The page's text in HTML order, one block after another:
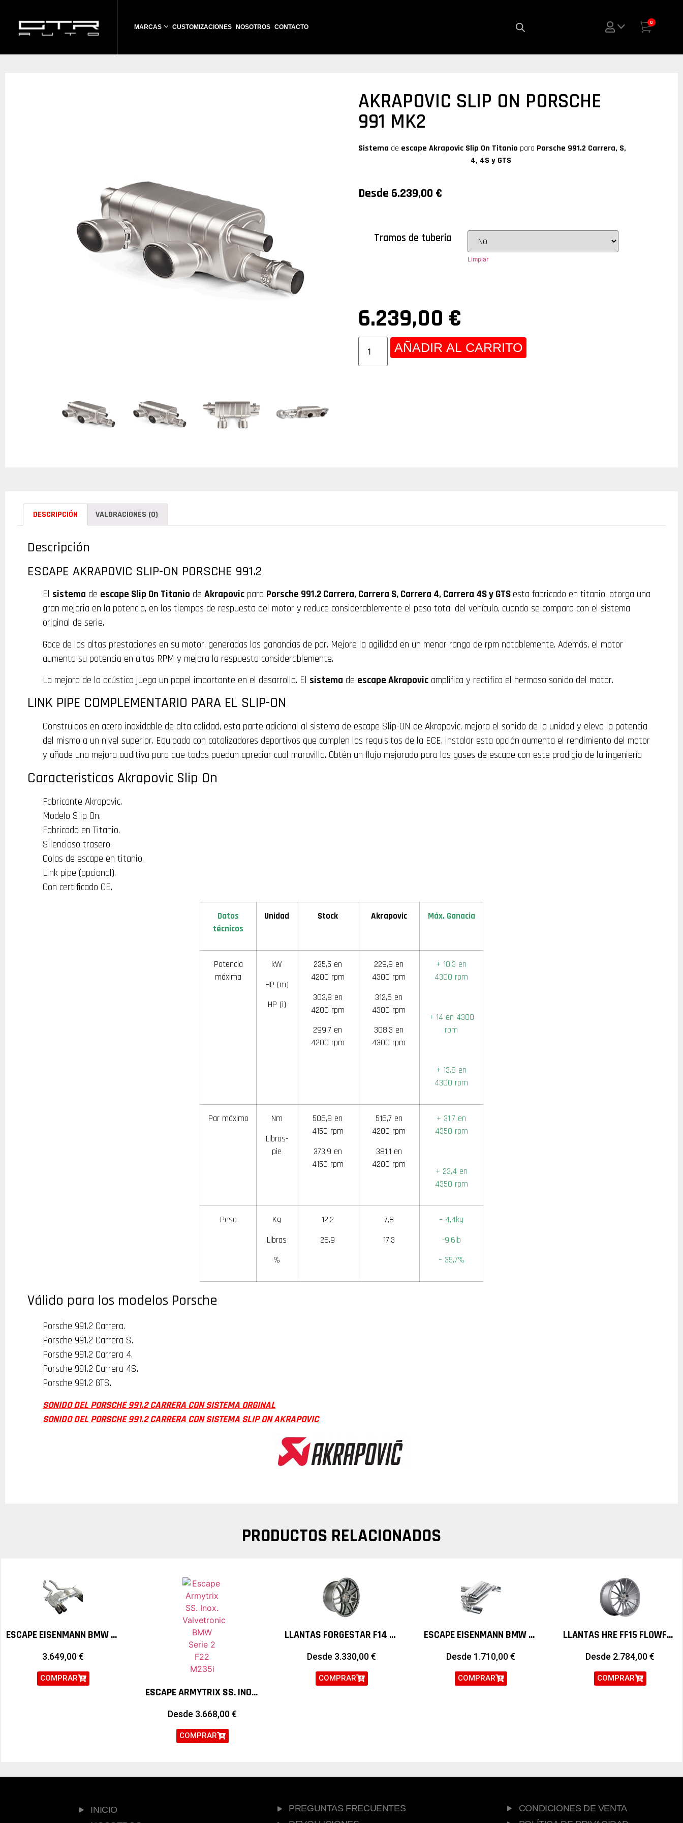
MARCAS CUSTOMIZACIONES NOSOTROS CONTACTO
0
AKRAPOVIC SLIP ON PORSCHE
991 MK2
Sistema de escape Akrapovic Slip On Titanio para Porsche 991.2 Carrera, S,
4, 4S y GTS
Desde 6.239,00 €
Tramos de tuberia
Limpiar
6.239,00 €
AÑADIR AL CARRITO
DESCRIPCIÓN VALORACIONES (0)
Descripción
ESCAPE AKRAPOVIC SLIP-ON PORSCHE 991.2
El sistema de escape Slip On Titanio de Akrapovic para Porsche 991.2 Carrera, Carrera S, Carrera 4, Carrera 4S y GTS esta fabricado en titanio, otorga una
gran mejoria en la potencia, en los tiempos de respuesta del motor y reduce considerablemente el peso total del vehículo, cuando se compara con el sistema
original de serie.
Goce de las altas prestaciones en su motor, generadas las ganancias de par. Mejore la agilidad en un menor rango de rpm notablemente. Además, el motor
aumenta su potencia en altas RPM y mejora la respuesta considerablemente.
La mejora de la acústica juega un papel importante en el desarrollo. El sistema de escape Akrapovic amplifica y rectifica el hermoso sonido del motor.
LINK PIPE COMPLEMENTARIO PARA EL SLIP-ON
Construidos en acero inoxidable de alta calidad, esta parte adicional al sistema de escape Slip-ON de Akrapovic, mejora el sonido de la unidad y eleva la potencia
del mismo a un nivel superior. Equipado con catalizadores deportivos que cumplen los requisitos de la ECE, instalar esta opción aumenta el rendimiento del motor
y añade una mejora auditiva para que todos puedan apreciar cual maravilla. Obtén un flujo mejorado para los gases de escape con este prodigio de la ingeniería
Caracteristicas Akrapovic Slip On
Fabricante Akrapovic.
Modelo Slip On.
Fabricado en Titanio.
Silencioso trasero.
Colas de escape en titanio.
Link pipe (opcional).
Con certificado CE.
Datos
técnicos
Unidad Stock Akrapovic Máx. Ganacia
Potencia
máxima
kW
HP (m)
HP (i)
235,5 en
4200 rpm
303,8 en
4200 rpm
299,7 en
4200 rpm
229,9 en
4300 rpm
312,6 en
4300 rpm
308,3 en
4300 rpm
+ 10,3 en
4300 rpm
+ 14 en 4300
rpm
+ 13,8 en
4300 rpm
Par máximo
Nm
Libras-
pie
506,9 en
4150 rpm
373,9 en
4150 rpm
516,7 en
4200 rpm
381,1 en
4200 rpm
+ 31,7 en
4350 rpm
+ 23,4 en
4350 rpm
Peso
Kg
Libras
%
12,2
26,9
7,8
17,3
– 4,4kg
-9,6lb
– 35,7%
Válido para los modelos Porsche
Porsche 991.2 Carrera.
Porsche 991.2 Carrera S.
Porsche 991.2 Carrera 4.
Porsche 991.2 Carrera 4S.
Porsche 991.2 GTS.
SONIDO DEL PORSCHE 991.2 CARRERA CON SISTEMA ORGINAL
SONIDO DEL PORSCHE 991.2 CARRERA CON SISTEMA SLIP ON AKRAPOVIC
PRODUCTOS RELACIONADOS
ESCAPE EISENMANN BMW SERIE 3 M3 F80 Y SERIE 4 M4 F82
3.649,00€
COMPRAR
ESCAPE ARMYTRIX SS. INOX. VALVETRONIC BMW SERIE 2 F22 M235I
Desde 3.668,00€
COMPRAR
LLANTAS FORGESTAR F14 19″
Desde 3.330,00€
COMPRAR
ESCAPE EISENMANN BMW SERIE 3 335I F30 F32
Desde 1.710,00€
COMPRAR
LLANTAS HRE FF15 FLOWFORM
Desde 2.784,00€
COMPRAR
INICIO
PREGUNTAS FRECUENTES
CONDICIONES DE VENTA